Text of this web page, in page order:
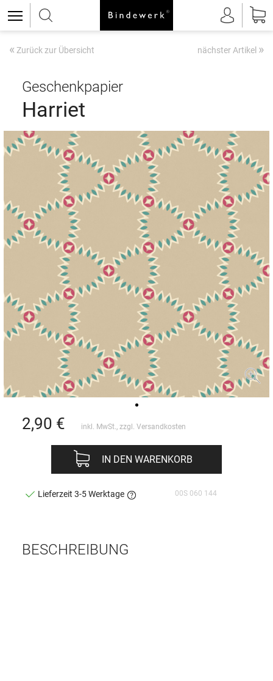
« Zurück zur Übersicht nächster Artikel »
Geschenkpapier
Harriet
BESCHREIBUNG
2,90 € inkl. MwSt., zzgl. Versandkosten
IN DEN WARENKORB
Lieferzeit 3-5 Werktage 00S 060 144